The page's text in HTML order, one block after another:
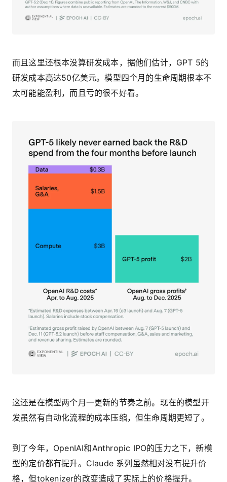
而且这里还根本没算研发成本，据他们估计，GPT 5的
研发成本高达50亿美元。模型四个月的生命周期根本不
太可能能盈利，而且亏的很不好看。
这还是在模型两个月一更新的节奏之前。现在的模型开
发虽然有自动化流程的成本压缩，但生命周期更短了。
到了今年，OpenIAI和Anthropic IPO的压力之下，新模
型的定价都有提升。Claude 系列虽然相对没有提升价
格，但tokenizer的改变造成了实际上的价格提升。